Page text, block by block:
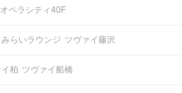
ペラシティ40F
らいラウンジ ツヴァイ藤沢
柏 ツヴァイ船橋